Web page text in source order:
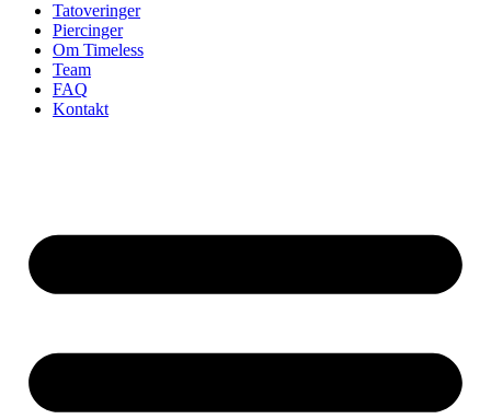
Tatoveringer
Piercinger
Om Timeless
Team
FAQ
Kontakt